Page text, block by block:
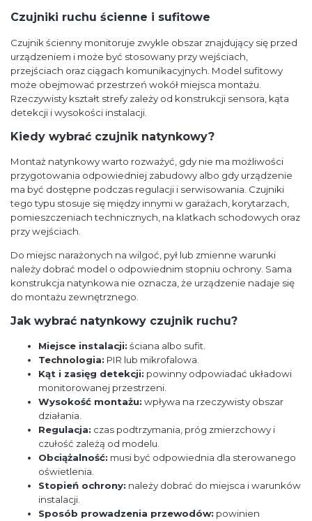
Czujniki ruchu ścienne i sufitowe
Czujnik ścienny monitoruje zwykle obszar znajdujący się przed
urządzeniem i może być stosowany przy wejściach,
przejściach oraz ciągach komunikacyjnych. Model sufitowy
może obejmować przestrzeń wokół miejsca montażu.
Rzeczywisty kształt strefy zależy od konstrukcji sensora, kąta
detekcji i wysokości instalacji.
Kiedy wybrać czujnik natynkowy?
Montaż natynkowy warto rozważyć, gdy nie ma możliwości
przygotowania odpowiedniej zabudowy albo gdy urządzenie
ma być dostępne podczas regulacji i serwisowania. Czujniki
tego typu stosuje się między innymi w garażach, korytarzach,
pomieszczeniach technicznych, na klatkach schodowych oraz
przy wejściach.
Do miejsc narażonych na wilgoć, pył lub zmienne warunki
należy dobrać model o odpowiednim stopniu ochrony. Sama
konstrukcja natynkowa nie oznacza, że urządzenie nadaje się
do montażu zewnętrznego.
Jak wybrać natynkowy czujnik ruchu?
Miejsce instalacji: ściana albo sufit.
Technologia: PIR lub mikrofalowa.
Kąt i zasięg detekcji: powinny odpowiadać układowi
monitorowanej przestrzeni.
Wysokość montażu: wpływa na rzeczywisty obszar
działania.
Regulacja: czas podtrzymania, próg zmierzchowy i
czułość zależą od modelu.
Obciążalność: musi być odpowiednia dla sterowanego
oświetlenia.
Stopień ochrony: należy dobrać do miejsca i warunków
instalacji.
Sposób prowadzenia przewodów: powinien